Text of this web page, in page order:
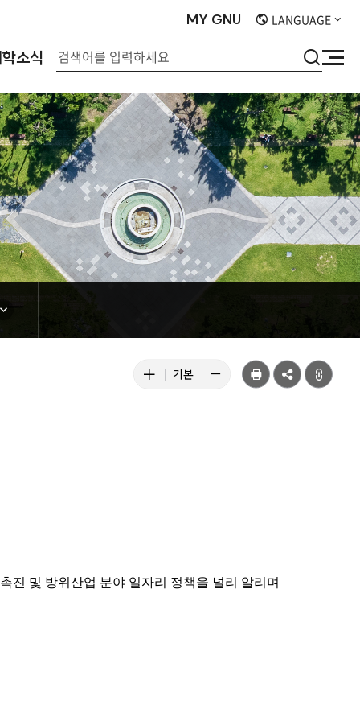
MY GNU LANGUAGE
소식
검사
트
맵
텍 기본텍
공
진 및 방위산업 분야 일자리 정책을 널리 알리며